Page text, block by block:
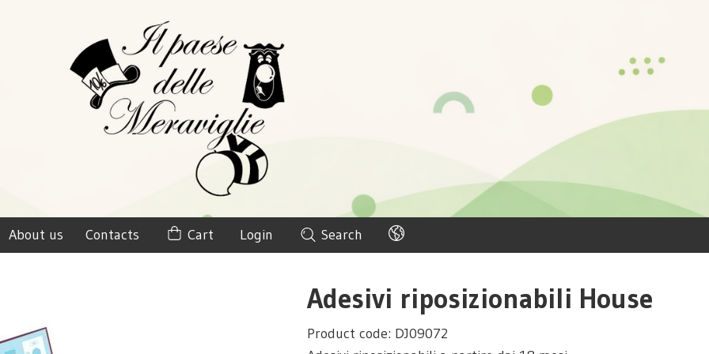
About us Contacts Cart Login Search
Adesivi riposizionabili House
Product code: DJ09072